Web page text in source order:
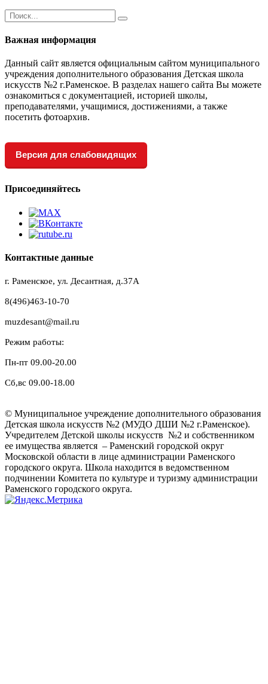
Важная информация
Данный сайт является официальным сайтом муниципального
учреждения дополнительного образования Детская школа
искусств №2 г.Раменское. В разделах нашего сайта Вы можете
ознакомиться с документацией, историей школы,
преподавателями, учащимися, достижениями, а также
посетить фотоархив.
Версия для слабовидящих
Присоединяйтесь
Контактные данные
г. Раменское, ул. Десантная, д.37A
8(496)463-10-70
muzdesant@mail.ru
Режим работы:
Пн-пт 09.00-20.00
Сб,вс 09.00-18.00
© Муниципальное учреждение дополнительного образования
Детская школа искусств №2 (МУДО ДШИ №2 г.Раменское).
Учредителем Детской школы искусств №2 и собственником
ее имущества является – Раменский городской округ
Московской области в лице администрации Раменского
городского округа. Школа находится в ведомственном
подчинении Комитета по культуре и туризму администрации
Раменского городского округа.